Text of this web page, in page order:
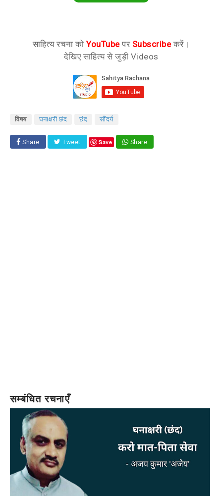
साहित्य रचना कोYouTubeपर Subscribeकरें।
देखिए साहित्य से जुड़ी Videos
विषय घनाक्षरी छंद छंद सौंदर्य
Share Tweet Save Share
सम्बंधित रचनाएँ